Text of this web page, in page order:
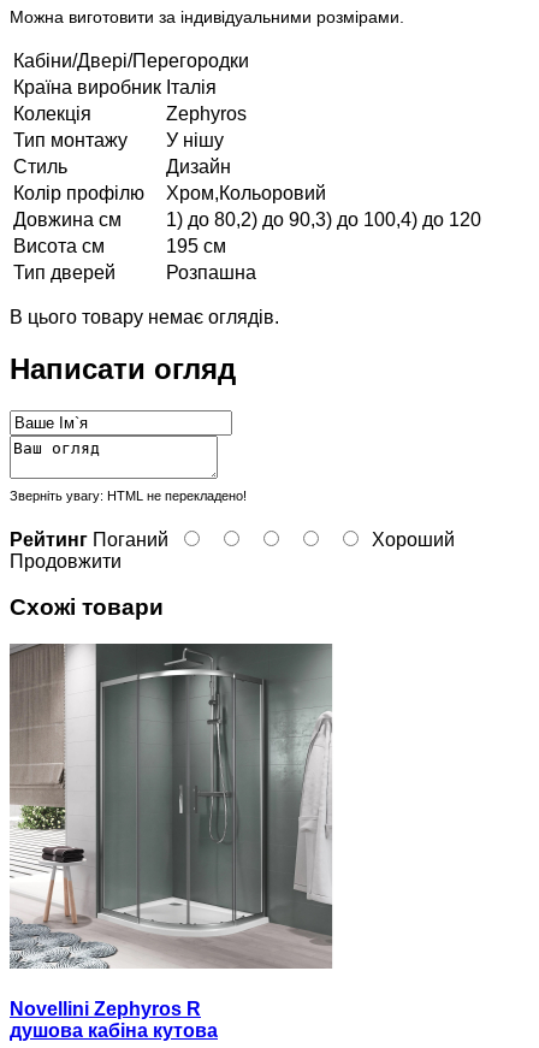
Можна виготовити за індивідуальними розмірами.
Кабіни/Двері/Перегородки
Країна виробник Італія
Колекція
Zephyros
Тип монтажу
У нішу
Стиль
Дизайн
Колір профілю
Хром,Кольоровий
Довжина см
1) до 80,2) до 90,3) до 100,4) до 120
Висота см
195 см
Тип дверей
Розпашна
В цього товару немає оглядів.
Написати огляд
Зверніть увагу: HTML не перекладено!
Рейтинг Поганий
Хороший
Продовжити
Схожі товари
Novellini Zephyros R
душова кабіна кутова